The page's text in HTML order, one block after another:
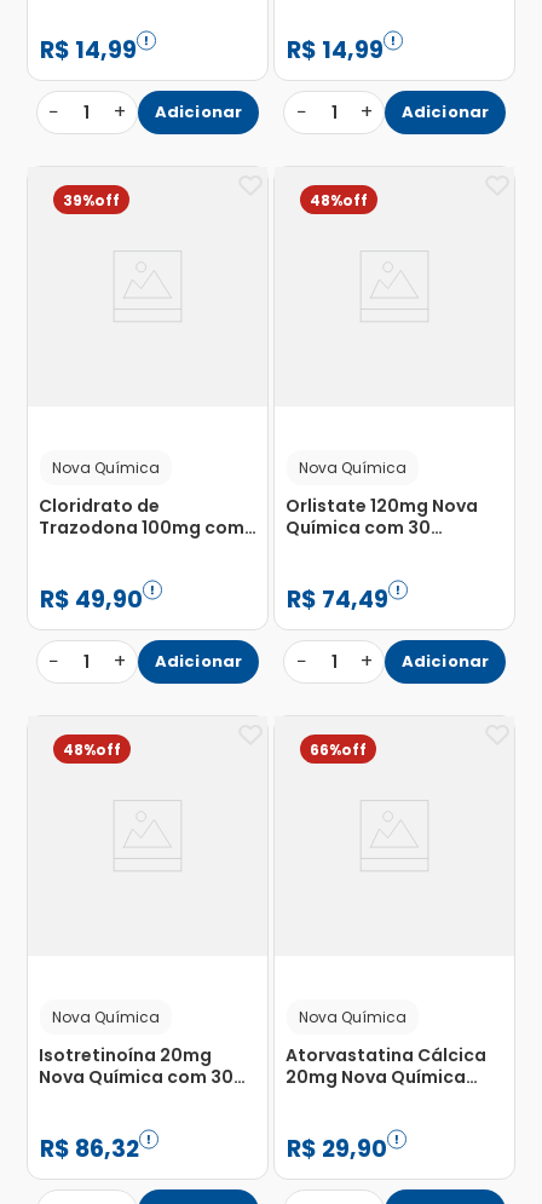
R$ 14,99
− 1 + Adicionar
R$ 14,99
− 1 + Adicionar
39%
Nova Química
Cloridrato de
Trazodona 100mg com
R$ 49,90
− 1 + Adicionar
48%
Nova Química
Orlistate 120mg Nova
Química com 30
R$ 74,49
− 1 + Adicionar
48%
Nova Química
Isotretinoína 20mg
Nova Química com 30
R$ 86,32
66%
Nova Química
Atorvastatina Cálcica
20mg Nova Química
R$ 29,90